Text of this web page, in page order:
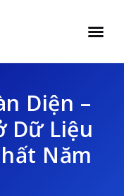
Diện –
Dữ Liệu
Năm